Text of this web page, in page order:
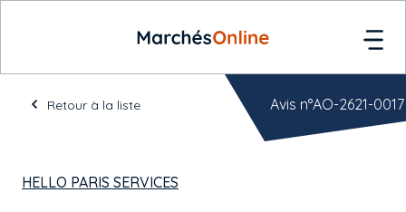
Retour à la liste
HELLO PARIS SERVICES
Avis n°AO-2621-0017